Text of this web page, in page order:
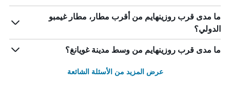
ما مدى قرب روزينهايم من أقرب مطار، مطار غيمبو
الدولي؟
ما مدى قرب روزينهايم من وسط مدينة غويانغ؟
عرض المزيد من الأسئلة الشائعة